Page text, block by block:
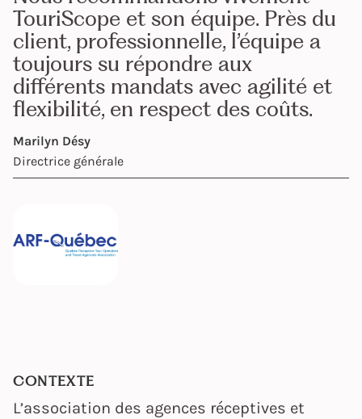
TouriScope et son équipe. Près du
client, professionnelle, l’équipe a
toujours su répondre aux
différents mandats avec agilité et
flexibilité, en respect des coûts.
Marilyn Désy
Directrice générale
CONTEXTE
L’association des agences réceptives et